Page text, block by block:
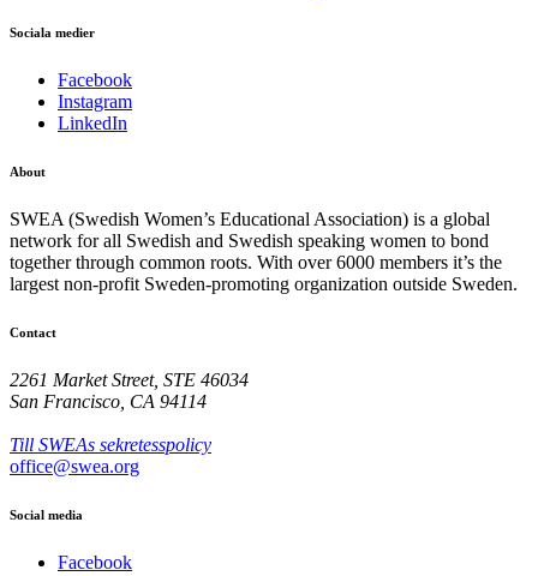
Sociala medier
Facebook
Instagram
LinkedIn
About
SWEA (Swedish Women’s Educational Association) is a global
network for all Swedish and Swedish speaking women to bond
together through common roots. With over 6000 members it’s the
largest non-profit Sweden-promoting organization outside Sweden.
Contact
2261 Market Street, STE 46034
San Francisco, CA 94114
Till SWEAs sekretesspolicy
office@swea.org
Social media
Facebook